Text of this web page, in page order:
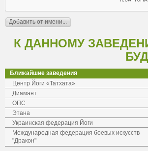
К ДАННОМУ
Ближайшие заведения
Центр Йоги «Татхата»
Диамант
ОПС
Этана
Украинская федерация Йоги
Международная федерация боевых искусств
"Дракон"